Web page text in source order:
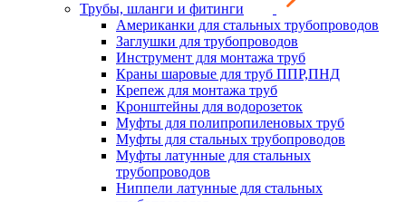
Трубы, шланги и фитинги
Американки для стальных трубопроводов
Заглушки для трубопроводов
Инструмент для монтажа труб
Краны шаровые для труб ППР,ПНД
Крепеж для монтажа труб
Кронштейны для водорозеток
Муфты для полипропиленовых труб
Муфты для стальных трубопроводов
Муфты латунные для стальных
трубопроводов
Ниппели латунные для стальных